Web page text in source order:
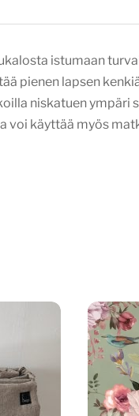
istumaan
pienen lapsen
niskatuen ympäri
voi käyttää myös